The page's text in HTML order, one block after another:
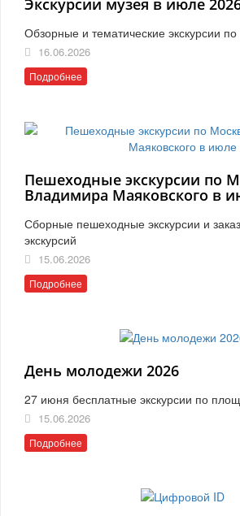
Экскурсии музея в июле
Обзорные и тематические экскурсии
16.06.2026
Подробнее
Пешеходные экскурсии по
Владимира Маяковского в
Сборные пешеходные экскурсии и
экскурсий
15.06.2026
Подробнее
День молодежи 2026
27 июня бесплатные экскурсии по
15.06.2026
Подробнее